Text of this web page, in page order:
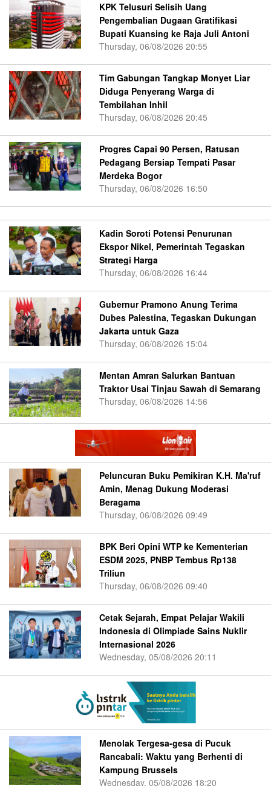
KPK Telusuri Selisih Uang
Pengembalian Dugaan Gratifikasi
Bupati Kuansing ke Raja Juli Antoni
Thursday, 06/08/2026 20:55
Tim Gabungan Tangkap Monyet Liar
Diduga Penyerang Warga di
Tembilahan Inhil
Thursday, 06/08/2026 20:45
Progres Capai 90 Persen, Ratusan
Pedagang Bersiap Tempati Pasar
Merdeka Bogor
Thursday, 06/08/2026 16:50
Kadin Soroti Potensi Penurunan
Ekspor Nikel, Pemerintah Tegaskan
Strategi Harga
Thursday, 06/08/2026 16:44
Gubernur Pramono Anung Terima
Dubes Palestina, Tegaskan Dukungan
Jakarta untuk Gaza
Thursday, 06/08/2026 15:04
Mentan Amran Salurkan Bantuan
Traktor Usai Tinjau Sawah di Semarang
Thursday, 06/08/2026 14:56
Peluncuran Buku Pemikiran K.H. Ma'ruf
Amin, Menag Dukung Moderasi
Beragama
Thursday, 06/08/2026 09:49
BPK Beri Opini WTP ke Kementerian
ESDM 2025, PNBP Tembus Rp138
Triliun
Thursday, 06/08/2026 09:40
Cetak Sejarah, Empat Pelajar Wakili
Indonesia di Olimpiade Sains Nuklir
Internasional 2026
Wednesday, 05/08/2026 20:11
Menolak Tergesa-gesa di Pucuk
Rancabali: Waktu yang Berhenti di
Kampung Brussels
Wednesday, 05/08/2026 18:20